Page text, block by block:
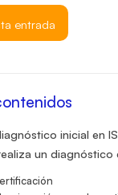
entrada
inicial en
un diagnóstico